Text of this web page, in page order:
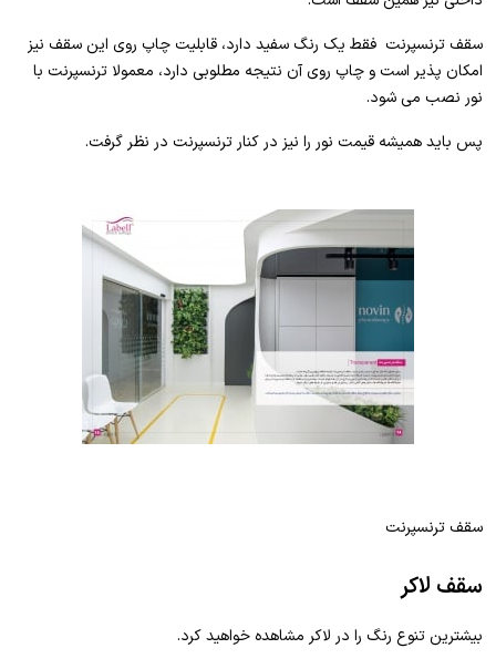
سقف ترنسپرنت فقط یک رنگ سفید دارد، قابلیت چاپ روی این سقف نیز
امکان پذیر است و چاپ روی آن نتیجه مطلوبی دارد، معمولا ترنسپرنت با
نور نصب می شود.
پس باید همیشه قیمت نور را نیز در کنار ترنسپرنت در نظر گرفت.
سقف ترنسپرنت
سقف لاکر
بیشترین تنوع رنگ را در لاکر مشاهده خواهید کرد.